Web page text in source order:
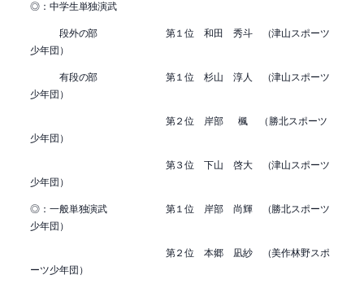
◎：中学生単独演武
段外の部 第１位 和田 秀斗 （津山スポーツ
少年団）
有段の部 第１位 杉山 淳人 （津山スポーツ
少年団）
第２位 岸部 楓 （勝北スポーツ
少年団）
第３位 下山 啓大 （津山スポーツ
少年団）
◎：一般単独演武 第１位 岸部 尚輝 （勝北スポーツ
少年団）
第２位 本郷 凪紗 （美作林野スポ
ーツ少年団）